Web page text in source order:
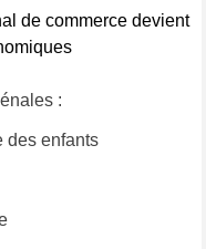
de commerce devient
:
des enfants